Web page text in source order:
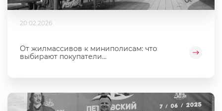
20.02.2026
От жилмассивов к миниполисам: что
выбирают покупатели...